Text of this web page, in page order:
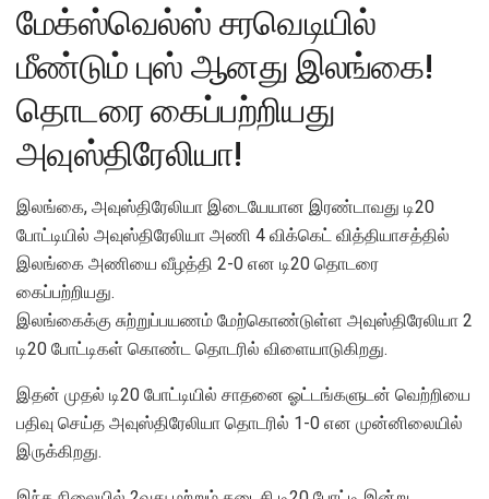
மேக்ஸ்வெல்ஸ் சரவெடியில்
மீண்டும் புஸ் ஆனது இலங்கை!
தொடரை கைப்பற்றியது
அவுஸ்திரேலியா!
இலங்கை, அவுஸ்திரேலியா இடையேயான இரண்டாவது டி20
போட்டியில் அவுஸ்திரேலியா அணி 4 விக்கெட் வித்தியாசத்தில்
இலங்கை அணியை வீழத்தி 2-0 என டி20 தொடரை
கைப்பற்றியது.
இலங்கைக்கு சுற்றுப்பயணம் மேற்கொண்டுள்ள அவுஸ்திரேலியா 2
டி20 போட்டிகள் கொண்ட தொடரில் விளையாடுகிறது.
இதன் முதல் டி20 போட்டியில் சாதனை ஓட்டங்களுடன் வெற்றியை
பதிவு செய்த அவுஸ்திரேலியா தொடரில் 1-0 என முன்னிலையில்
இருக்கிறது.